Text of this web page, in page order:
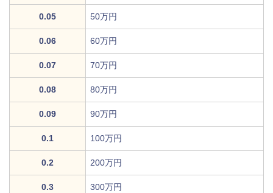
0.05 50万円
0.06 60万円
0.07 70万円
0.08 80万円
0.09 90万円
0.1 100万円
0.2 200万円
0.3 300万円